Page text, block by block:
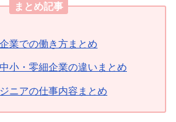
まとめ記事
業での働き方まとめ
小・零細企業の違いまとめ
ニアの仕事内容まとめ